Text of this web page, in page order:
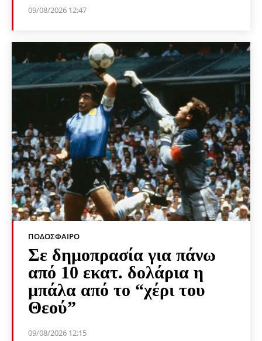
09/08/2026 12:47
ΠΟΔΌΣΦΑΙΡΟ
Σε δημοπρασία για πάνω
από 10 εκατ. δολάρια η
μπάλα από το “χέρι του
Θεού”
09/08/2026 12:15